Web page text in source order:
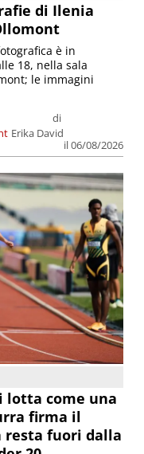
di Ilenia
di
Erika David
il 06/08/2026
è in
18, nella sala
le immagini
lotta come una
firma il
resta fuori dalla